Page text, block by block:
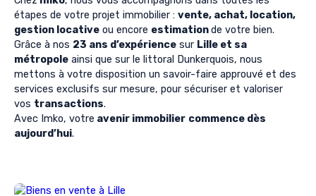
étapes de votre projet immobilier : vente, achat, location,
gestion locative ou encore estimationde votre bien.
Grâce à nos 23 ans d’expérience sur Lille et sa
métropole ainsi que sur le littoral Dunkerquois, nous
mettons à votre disposition un savoir-faire approuvé et des
services exclusifs sur mesure, pour sécuriser et valoriser
vos transactions.
Avec Imko, votre avenir immobilier commence dès
aujourd’hui.